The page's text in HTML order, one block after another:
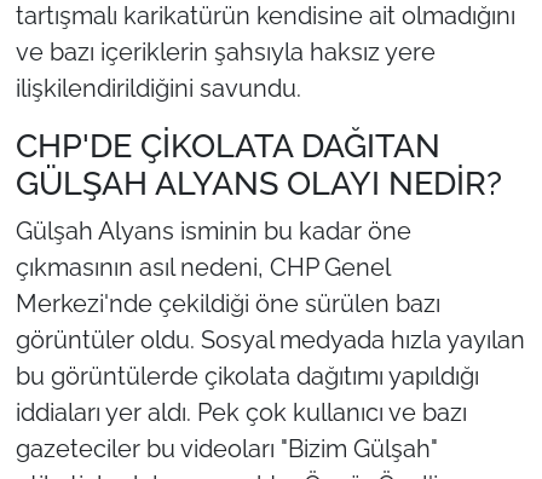
tartışmalı karikatürün kendisine ait olmadığını
ve bazı içeriklerin şahsıyla haksız yere
ilişkilendirildiğini savundu.
CHP'DE ÇİKOLATA DAĞITAN
GÜLŞAH ALYANS OLAYI NEDİR?
Gülşah Alyans isminin bu kadar öne
çıkmasının asıl nedeni, CHP Genel
Merkezi'nde çekildiği öne sürülen bazı
görüntüler oldu. Sosyal medyada hızla yayılan
bu görüntülerde çikolata dağıtımı yapıldığı
iddiaları yer aldı. Pek çok kullanıcı ve bazı
gazeteciler bu videoları "Bizim Gülşah"